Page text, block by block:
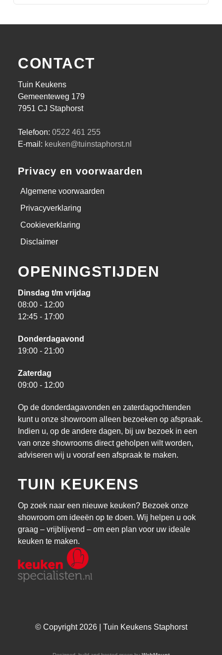
CONTACT
Tuin Keukens
Gemeenteweg 179
7951 CJ Staphorst
Telefoon: 0522 461 255
E-mail: keuken@tuinstaphorst.nl
Privacy en voorwaarden
Algemene voorwaarden
Privacyverklaring
Cookieverklaring
Disclaimer
OPENINGSTIJDEN
Dinsdag t/m vrijdag
08:00 - 12:00
12:45 - 17:00
Donderdagavond
19:00 - 21:00
Zaterdag
09:00 - 12:00
Op de donderdagavonden en zaterdagochtenden
kunt u onze showroom alleen bezoeken op afspraak.
Indien u, op de andere dagen, bij uw bezoek in een
van onze showrooms direct geholpen wilt worden,
adviseren wij u vooraf een afspraak te maken.
TUIN KEUKENS
Op zoek naar een nieuwe keuken? Bezoek onze
showroom om ideeën op te doen. Wij helpen u ook
graag – vrijblijvend – om een plan voor uw ideale
keuken te maken.
© Copyright 2026 | Tuin Keukens Staphorst